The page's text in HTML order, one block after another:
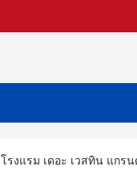
โรงแรม เดอะ เวสทิน แกร